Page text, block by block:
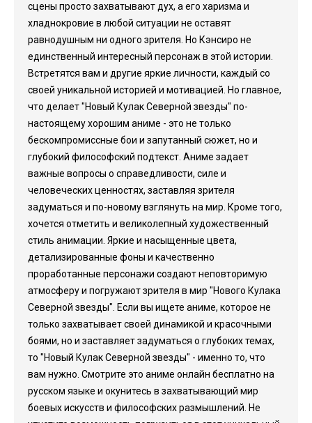
сцены просто захватывают дух, а его харизма и
хладнокровие в любой ситуации не оставят
равнодушным ни одного зрителя. Но Кэнсиро не
единственный интересный персонаж в этой истории.
Встретятся вам и другие яркие личности, каждый со
своей уникальной историей и мотивацией. Но главное,
что делает "Новый Кулак Северной звезды" по-
настоящему хорошим аниме - это не только
бескомпромиссные бои и запутанный сюжет, но и
глубокий философский подтекст. Аниме задает
важные вопросы о справедливости, силе и
человеческих ценностях, заставляя зрителя
задуматься и по-новому взглянуть на мир. Кроме того,
хочется отметить и великолепный художественный
стиль анимации. Яркие и насыщенные цвета,
детализированные фоны и качественно
проработанные персонажи создают неповторимую
атмосферу и погружают зрителя в мир "Нового Кулака
Северной звезды". Если вы ищете аниме, которое не
только захватывает своей динамикой и красочными
боями, но и заставляет задуматься о глубоких темах,
то "Новый Кулак Северной звезды" - именно то, что
вам нужно. Смотрите это аниме онлайн бесплатно на
русском языке и окунитесь в захватывающий мир
боевых искусств и философских размышлений. Не